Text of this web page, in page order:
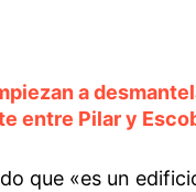
a
entre Pilar y
que «es un